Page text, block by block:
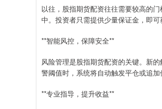
以往，股指期货配资往往需要较高的
中。投资者只需提供少量保证金，即
**智能风控，保障安全**
风险管理是股指期货配资的关键。新
警阈值时，系统将自动触发平仓或追
**专业指导，提升收益**